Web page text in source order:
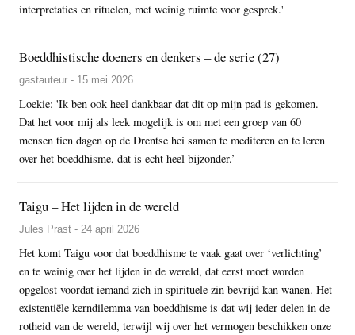
interpretaties en rituelen, met weinig ruimte voor gesprek.'
Boeddhistische doeners en denkers – de serie (27)
gastauteur - 15 mei 2026
Loekie: 'Ik ben ook heel dankbaar dat dit op mijn pad is gekomen.
Dat het voor mij als leek mogelijk is om met een groep van 60
mensen tien dagen op de Drentse hei samen te mediteren en te leren
over het boeddhisme, dat is echt heel bijzonder.’
Taigu – Het lijden in de wereld
Jules Prast - 24 april 2026
Het komt Taigu voor dat boeddhisme te vaak gaat over ‘verlichting’
en te weinig over het lijden in de wereld, dat eerst moet worden
opgelost voordat iemand zich in spirituele zin bevrijd kan wanen. Het
existentiële kerndilemma van boeddhisme is dat wij ieder delen in de
rotheid van de wereld, terwijl wij over het vermogen beschikken onze